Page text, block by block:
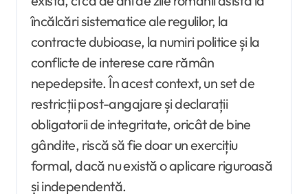
încălcări sistematice ale regulilor, la
contracte dubioase, la numiri politice și la
conflicte de interese care rămân
nepedepsite. În acest context, un set de
restricții post-angajare și declarații
obligatorii de integritate, oricât de bine
gândite, riscă să fie doar un exercițiu
formal, dacă nu există o aplicare riguroasă
și independentă.